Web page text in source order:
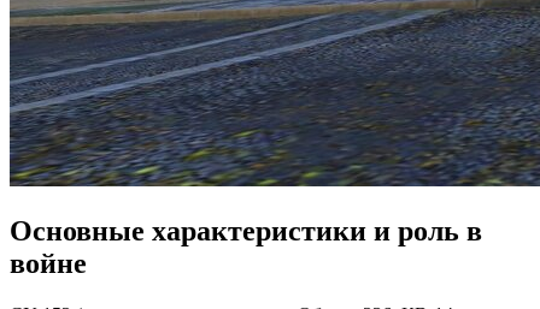
Основные характеристики и роль в
войне